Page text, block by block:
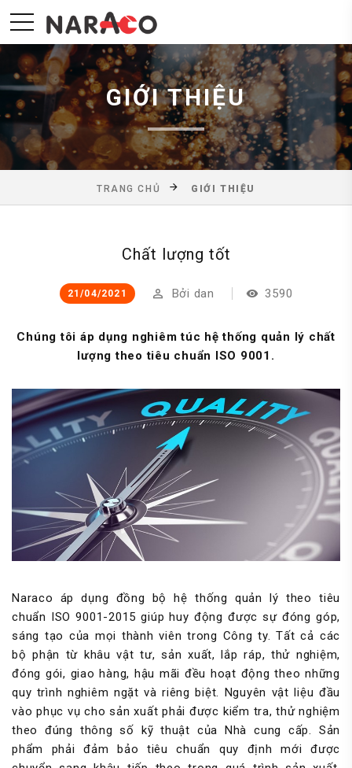
GIỚI THIỆU
TRANG CHỦ GIỚI THIỆU
Chất lượng tốt
21/04/2021 Bởi dan 3590
Chúng tôi áp dụng nghiêm túc hệ thống quản lý chất
lượng theo tiêu chuẩn ISO 9001.
Naraco áp dụng đồng bộ hệ thống quản lý theo tiêu
chuẩn ISO 9001-2015 giúp huy động được sự đóng góp,
sáng tạo của mọi thành viên trong Công ty. Tất cả các
bộ phận từ khâu vật tư, sản xuất, lắp ráp, thử nghiệm,
đóng gói, giao hàng, hậu mãi đều hoạt động theo những
quy trình nghiêm ngặt và riêng biệt. Nguyên vật liệu đầu
vào phục vụ cho sản xuất phải được kiểm tra, thử nghiệm
theo đúng thông số kỹ thuật của Nhà cung cấp. Sản
phẩm phải đảm bảo tiêu chuẩn quy định mới được